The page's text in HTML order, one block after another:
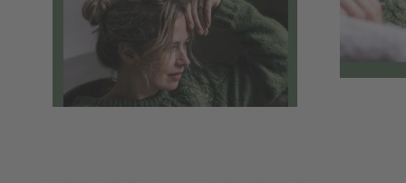
Traumhafte Rundpassenpullover aus
Skandinavien stricken
Niina Laitinen